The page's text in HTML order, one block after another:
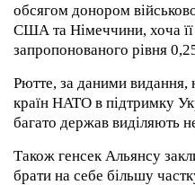
обсягом донором
США та Німеччини, хоча її
запропонованого рівня
Рютте, за даними
країн НАТО в підтримку
багато держав виділяють
Також генсек Альянсу
брати на себе більшу